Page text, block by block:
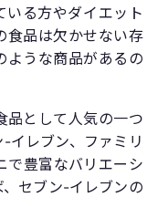
いる方やダイエット
食品は欠かせない存
ような商品があるの
品として人気の一つ
イレブン、ファミリ
で豊富なバリエーシ
セブン-イレブンの